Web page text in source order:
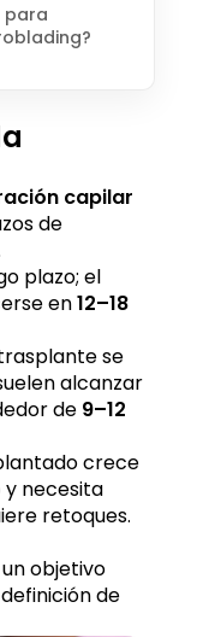
para
capilar
de
plazo; el
en12–18
se
alcanzar
de 9–12
crece
y necesita
retoques.
objetivo
de